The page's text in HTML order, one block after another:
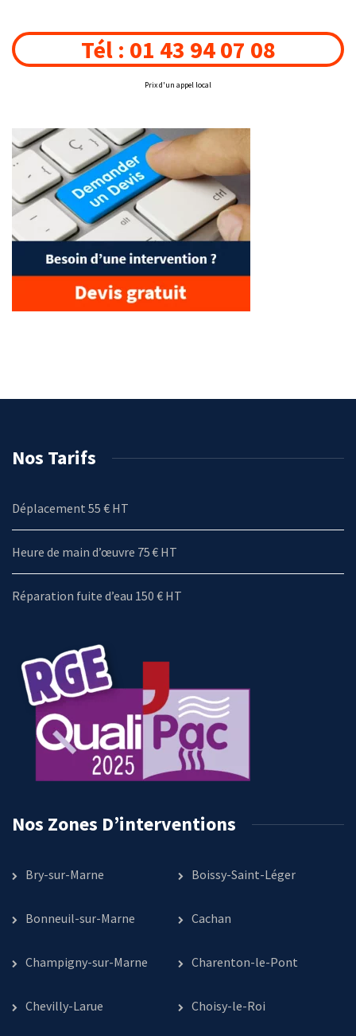
Tél : 01 43 94 07 08
Prix d'un appel local
Nos Tarifs
Déplacement 55 € HT
Heure de main d’œuvre 75 € HT
Réparation fuite d’eau 150 € HT
Nos Zones D’interventions
Bry-sur-Marne Boissy-Saint-Léger
Bonneuil-sur-Marne Cachan
Champigny-sur-Marne Charenton-le-Pont
Chevilly-Larue Choisy-le-Roi